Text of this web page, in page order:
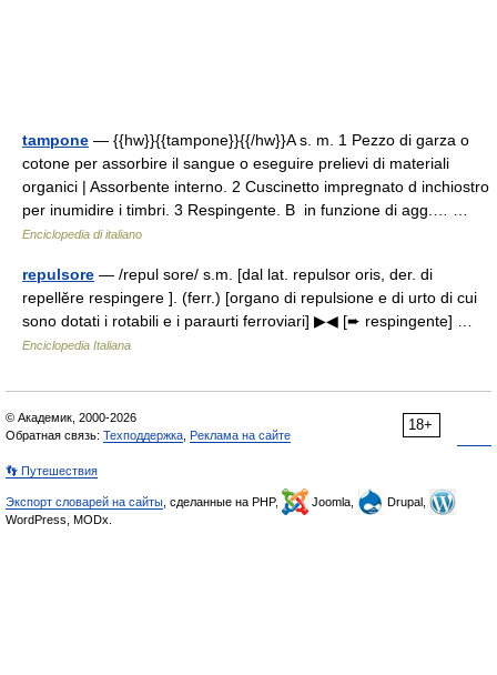
tampone — {{hw}}{{tampone}}{{/hw}}A s. m. 1 Pezzo di garza o
cotone per assorbire il sangue o eseguire prelievi di materiali
organici | Assorbente interno. 2 Cuscinetto impregnato d inchiostro
per inumidire i timbri. 3 Respingente. B in funzione di agg.… …
Enciclopedia di italiano
repulsore — /repul sore/ s.m. [dal lat. repulsor oris, der. di
repellĕre respingere ]. (ferr.) [organo di repulsione e di urto di cui
sono dotati i rotabili e i paraurti ferroviari] ▶◀ [➨ respingente] …
Enciclopedia Italiana
18+
© Академик, 2000-2026
Обратная связь: Техподдержка Реклама на сайте
👣 Путешествия
Экспорт словарей на сайты , сделанные на PHP, Joomla,
Drupal,
WordPress, MODx.